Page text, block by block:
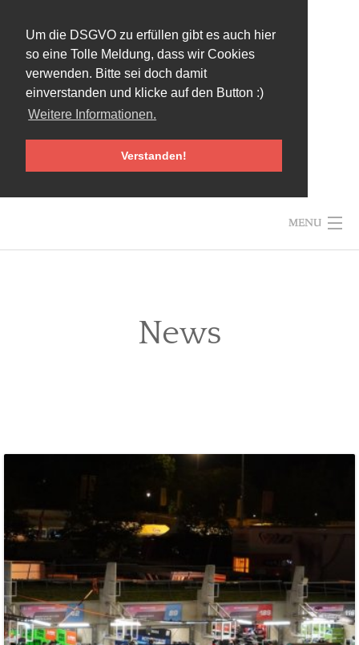
Um die DSGVO zu erfüllen gibt es auch hier
so eine Tolle Meldung, dass wir Cookies
verwenden. Bitte sei doch damit
einverstanden und klicke auf den Button :)
Weitere Informationen.
Verstanden!
MENU
HOME
TOUR
News